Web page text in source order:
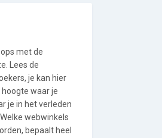
met de
Lees de
je kan hier
waar je
je in het verleden
webwinkels
bepaalt heel